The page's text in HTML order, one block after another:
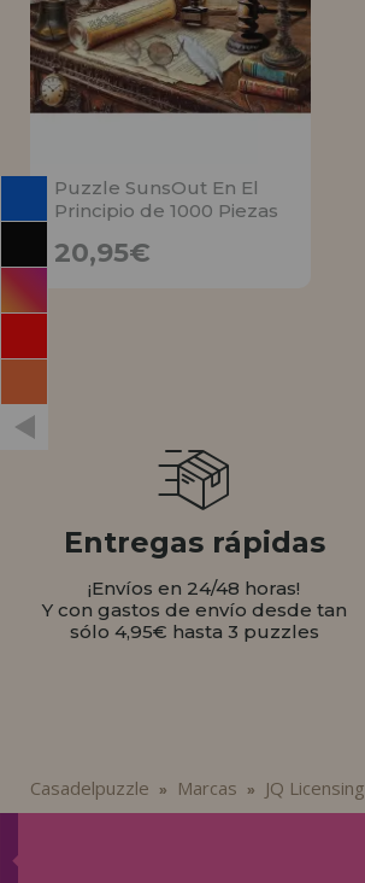
INFORMACIÓN
info@casadelpuzzle.com
Puzzle SunsOut En El
Principio de 1000 Piezas
20,95€
Entregas rápidas
¡Envíos en 24/48 horas!
Y con gastos de envío desde tan
sólo 4,95€ hasta 3 puzzles
Casadelpuzzle » Marcas » JQ Licensing